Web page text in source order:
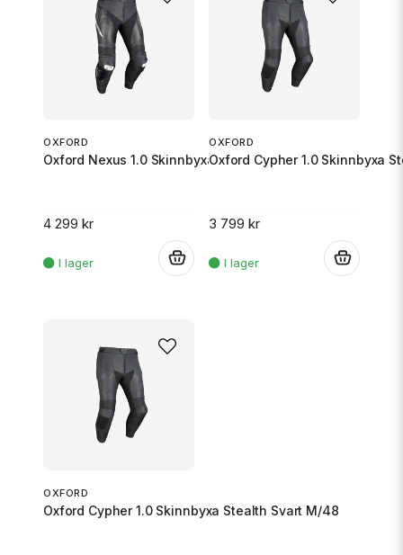
OXFORD
Oxford Nexus 1.0 Skinnbyxa Svart/Vit 5XL/60
4 299 kr
OXFORD
Oxford Cypher 1.0 Skinnbyxa
3 799 kr
OXFORD
Oxford Cypher 1.0 Skinnbyxa Stealth Svart M/48